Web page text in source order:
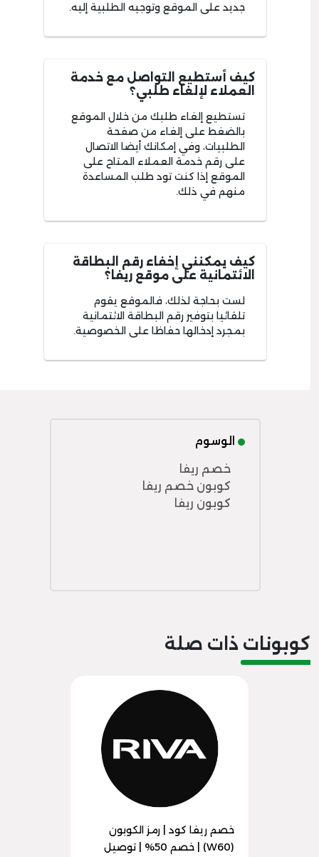
جديد على الموقع وتوجيه الطلبية إليه.
كيف أستطيع التواصل مع خدمة
العملاء لإلغاء طلبي؟
تستطيع إلغاء طلبك من خلال الموقع
بالضغط على إلغاء من صفحة
الطلبيات، وفي إمكانك أيضا الاتصال
على رقم خدمة العملاء المتاح على
الموقع إذا كنت تود طلب المساعدة
منهم في ذلك.
كيف يمكنني إخفاء رقم البطاقة
الائتمانية على موقع ريفا؟
لست بحاجة لذلك، فالموقع يقوم
تلقائيا بتوفير رقم البطاقة الائتمانية
بمجرد إدخالها حفاظا على الخصوصية.
الوسوم
خصم ريفا
كوبون خصم ريفا
كوبون ريفا
كوبونات ذات صلة
خصم ريفا كود | رمز الكوبون
(W60) | خصم 50% | توصيل